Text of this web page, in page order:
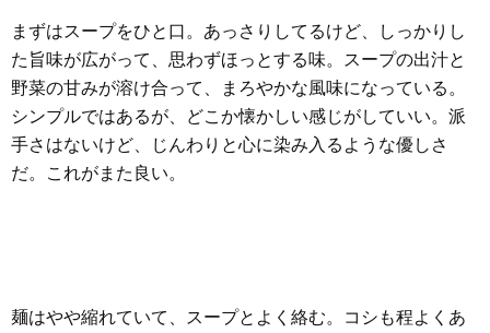
まずはスープをひと口。あっさりしてるけど、しっかりし
た旨味が広がって、思わずほっとする味。スープの出汁と
野菜の甘みが溶け合って、まろやかな風味になっている。
シンプルではあるが、どこか懐かしい感じがしていい。派
手さはないけど、じんわりと心に染み入るような優しさ
だ。これがまた良い。
麺はやや縮れていて、スープとよく絡む。コシも程よくあ